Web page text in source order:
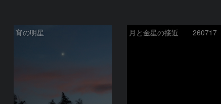
宵の明星 月と金星の接近 260717